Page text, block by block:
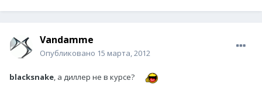
Vandamme
Опубликовано 15 марта, 2012
blacksnake, а диллер не в курсе?